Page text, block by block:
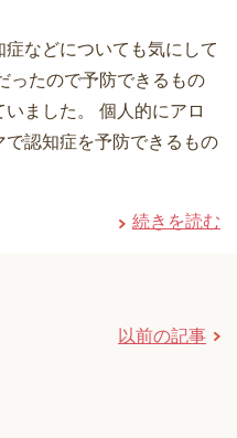
などについても気にして
ったので予防できるもの
ました。 個人的にアロ
認知症を予防できるもの
続きを読む
以前の記事